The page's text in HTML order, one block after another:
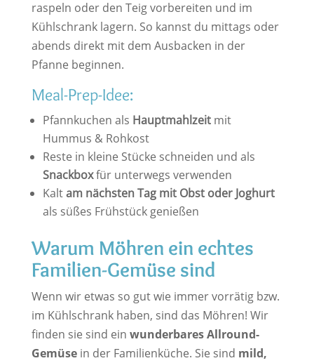
raspeln oder den Teig vorbereiten und im
Kühlschrank lagern. So kannst du mittags oder
abends direkt mit dem Ausbacken in der
Pfanne beginnen.
Meal-Prep-Idee:
Pfannkuchen als Hauptmahlzeitmit
Hummus & Rohkost
Reste in kleine Stücke schneiden und als
Snackboxfür unterwegs verwenden
Kaltam nächsten Tag mit Obst oder Joghurt
als süßes Frühstück genießen
Warum Möhren ein echtes
Familien-Gemüse sind
Wenn wir etwas so gut wie immer vorrätig bzw.
im Kühlschrank haben, sind das Möhren! Wir
finden sie sind ein wunderbares Allround-
Gemüsein der Familienküche. Sie sind mild,